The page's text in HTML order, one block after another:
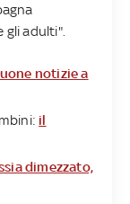
gli adulti".
notizie a
il
dimezzato,